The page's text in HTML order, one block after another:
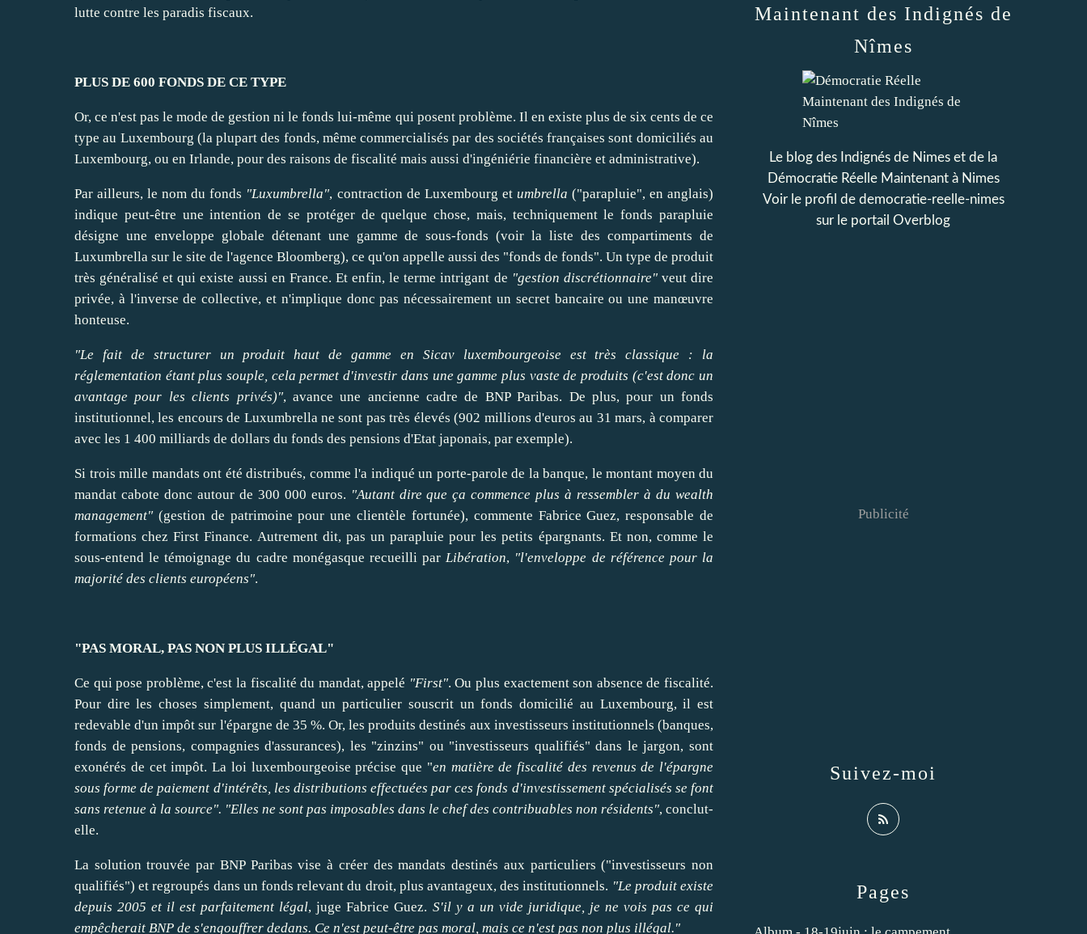
lutte contre les paradis fiscaux.
PLUS DE 600 FONDS DE CE TYPE
Or, ce n'est pas le mode de gestion ni le fonds lui-même qui posent problème. Il en existe plus de six cents de ce
type au Luxembourg (la plupart des fonds, même commercialisés par des sociétés françaises sont domiciliés au
Luxembourg, ou en Irlande, pour des raisons de fiscalité mais aussi d'ingéniérie financière et administrative).
Par ailleurs, le nom du fonds "Luxumbrella", contraction de Luxembourg et umbrella ("parapluie", en anglais)
indique peut-être une intention de se protéger de quelque chose, mais, techniquement le fonds parapluie
désigne une enveloppe globale détenant une gamme de sous-fonds (voir la liste des compartiments de
Luxumbrella sur le site de l'agence Bloomberg), ce qu'on appelle aussi des "fonds de fonds". Un type de produit
très généralisé et qui existe aussi en France. Et enfin, le terme intrigant de "gestion discrétionnaire"veutdire
privée, à l'inverse de collective, et n'implique donc pas nécessairement un secret bancaire ou une manœuvre
honteuse.
"Le fait de structurerun produit haut de gamme en Sicav luxembourgeoise est très classique : la
réglementation étant plus souple, cela permet d'investir dans une gamme plus vaste de produits (c'est donc un
avantage pour les clients privés)", avance une ancienne cadre de BNP Paribas. De plus, pour un fonds
institutionnel, les encours de Luxumbrella ne sont pas très élevés (902 millions d'euros au 31 mars, à comparer
avec les 1 400 milliards de dollars du fonds des pensions d'Etat japonais, par exemple).
Si trois mille mandats ont été distribués, comme l'a indiqué un porte-parole de la banque, le montant moyen du
mandat cabote donc autour de 300 000 euros. "Autant dire que ça commence plus à ressembler à du wealth
management" (gestion de patrimoine pour une clientèle fortunée), commente Fabrice Guez, responsable de
formations chezFirst Finance. Autrement dit, pas un parapluie pour les petits épargnants. Et non, comme le
sous-entend le témoignage du cadre monégasque recueilli par Libération, "l'enveloppe de référence pour la
majorité des clients européens".
"PAS MORAL, PAS NON PLUS ILLÉGAL"
Ce qui pose problème, c'est la fiscalité du mandat, appelé "First". Ou plus exactement son absence de fiscalité.
Pour dire les choses simplement, quand un particulier souscrit un fonds domicilié au Luxembourg, il est
redevable d'un impôt sur l'épargne de 35 %. Or, les produits destinés aux investisseurs institutionnels (banques,
fonds de pensions, compagnies d'assurances), les "zinzins" ou "investisseurs qualifiés" dans le jargon, sont
exonérés de cet impôt. La loi luxembourgeoise précise que "en matière de fiscalité des revenus de l'épargne
sous forme de paiement d'intérêts, les distributions effectuées par ces fonds d'investissement spécialisés se font
sans retenue à la source". "Elles ne sont pas imposables dans le chef des contribuables non résidents", conclut-
elle.
La solution trouvée par BNP Paribas vise à créer des mandats destinés aux particuliers ("investisseurs non
qualifiés") et regroupés dans un fonds relevant du droit, plus avantageux, des institutionnels. "Le produit existe
depuis 2005 et il est parfaitement légal, juge Fabrice Guez. S'il y a un vide juridique, je ne vois pas ce qui
empêcherait BNP de s'engouffrer dedans. Ce n'est peut-être pas moral, mais ce n'est pas non plus illégal."
Pages
Maintenant des Indignés de
Nîmes
Le blog des Indignés de Nimes et de la
Démocratie Réelle Maintenant à Nimes
Voir le profil de democratie-reelle-nimes
sur le portail Overblog
Suivez-moi
Publicité